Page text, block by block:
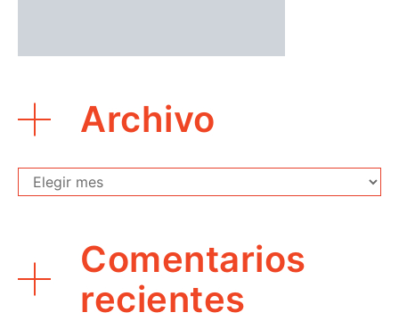
Archivo
Archivo
Comentarios
recientes